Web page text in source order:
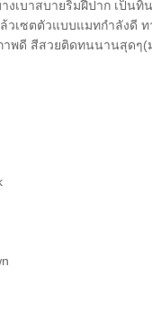
งเบาสบายริมฝีปาก เป็
เซตตัวแบบแมทกำลังดี ท
าพดี สีสวยติดทนนานสุดๆ